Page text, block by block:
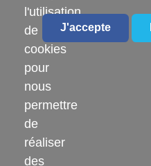
l'utilisation
de
cookies
pour
nous
permettre
de
réaliser
des
J'accepte